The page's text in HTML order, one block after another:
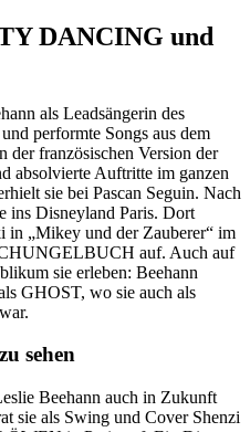
DANCING und
als Leadsängerin des
performte Songs aus dem
der französischen Version der
absolvierte Auftritte im ganzen
sie bei Pascan Seguin. Nach
ins Disneyland Paris. Dort
in „Mikey und der Zauberer“ im
auf. Auch auf
sie erleben: Beehann
GHOST, wo sie auch als
sehen
Beehann auch in Zukunft
sie als Swing und Cover Shenzi